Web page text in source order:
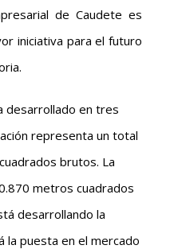
de Caudete es
iniciativa para el futuro
desarrollado en tres
representa un total
brutos. La
metros cuadrados
desarrollando la
la puesta en el mercado